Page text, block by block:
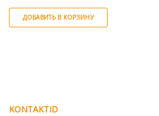
Антиоксиданты, биотин, жирные
кислоты омега-6 GLS и витамины A
и E.
ДОБАВИТЬ В КОРЗИНУ
KONTAKTID